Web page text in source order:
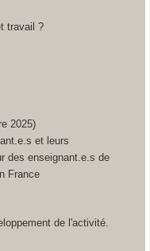
travail ?
2025)
et leurs
des enseignant.e.s de
France
de l'activité.